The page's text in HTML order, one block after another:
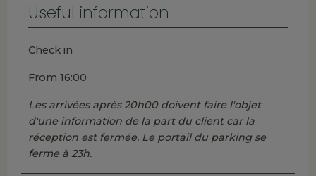
Useful information
Check in
From 16:00
Les arrivées après 20h00 doivent faire l'objet
d'une information de la part du client car la
réception est fermée. Le portail du parking se
ferme à 23h.